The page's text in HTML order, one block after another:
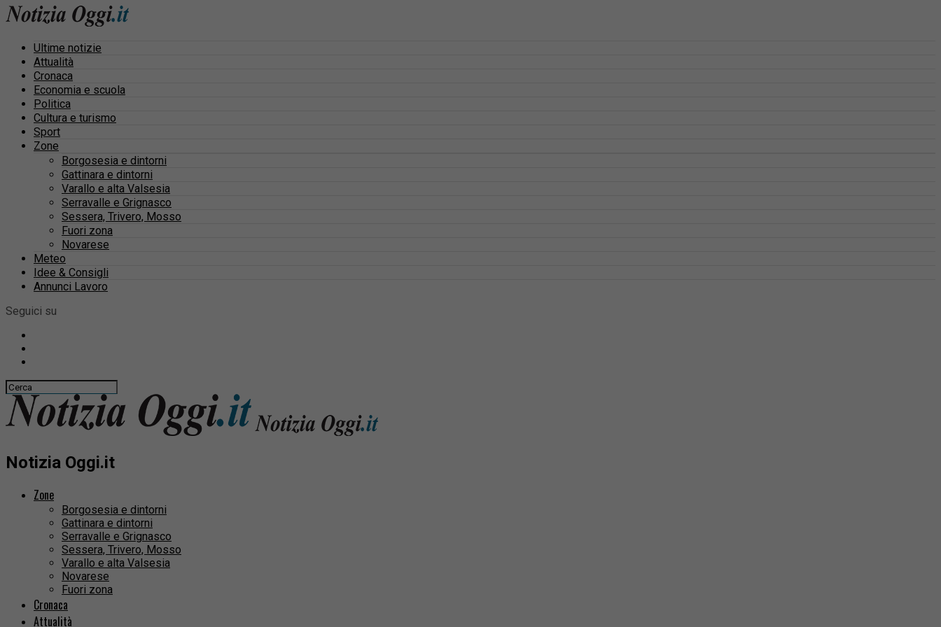
Ultime notizie
Attualità
Cronaca
Economia e scuola
Politica
Cultura e turismo
Sport
Zone
Borgosesia e dintorni
Gattinara e dintorni
Varallo e alta Valsesia
Serravalle e Grignasco
Sessera, Trivero, Mosso
Fuori zona
Novarese
Meteo
Idee & Consigli
Annunci Lavoro
Seguici su
Notizia Oggi.it
Zone
Borgosesia e dintorni
Gattinara e dintorni
Serravalle e Grignasco
Sessera, Trivero, Mosso
Varallo e alta Valsesia
Novarese
Fuori zona
Cronaca
Attualità